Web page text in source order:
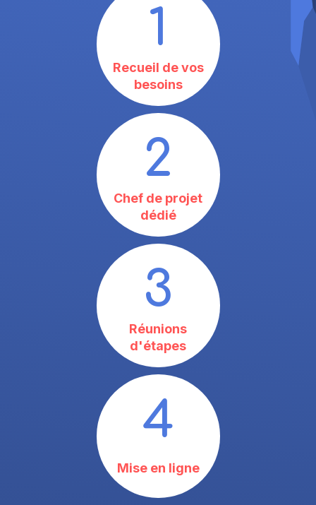
1
Recueil de vos
besoins
2
Chef de projet
dédié
3
Réunions
d'étapes
4
Mise en ligne